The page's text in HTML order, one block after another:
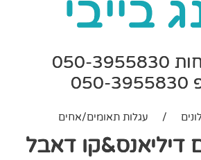
/ עגלות תאומים/אחים
דיליאנס&קו דאבל